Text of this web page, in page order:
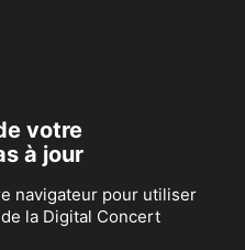
votre
à jour
navigateur pour utiliser
la Digital Concert